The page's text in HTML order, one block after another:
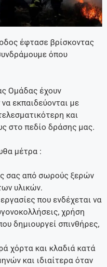
έφτασε βρίσκοντας
όπου
Ομάδας έχουν
εκπαιδεύονται με
και
στο πεδίο δράσης μας.
μέτρα :
σας από σωρούς ξερών
υλικών.
που ενδέχεται να
χρήση
δημιουργεί σπινθήρες,
χόρτα και κλαδιά κατά
και ιδιαίτερα όταν